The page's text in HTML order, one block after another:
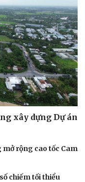
xây dựng Dự án
rộng cao tốc Cam
chiếm tối thiểu